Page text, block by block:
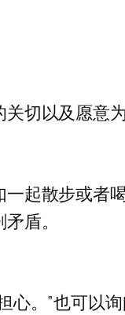
切以及愿意
起散步或者
盾。
。”也可以